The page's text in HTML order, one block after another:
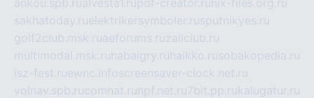
sakhatoday.ruelektrikersymboler.rusputnikyes.ru
golf2club.msk.ruaeforums.ruzallclub.ru
multimodal.msk.ru habaigry.ru haikko.rusobakopedia.ru
isz-fest.ruewnc.infoscreensaver-clock.net.ru
volnav.spb.rucomnat.ru npf.net.ru 7bit.pp.rukalugatur.ru